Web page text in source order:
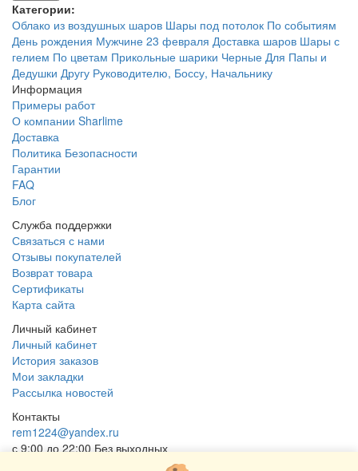
Категории:
Облако из воздушных шаров Шары под потолок По событиям
День рождения Мужчине 23 февраля Доставка шаров Шары с
гелием По цветам Прикольные шарики Черные Для Папы и
Дедушки Другу Руководителю, Боссу, Начальнику
Информация
Примеры работ
О компании Sharlime
Доставка
Политика Безопасности
Гарантии
FAQ
Блог
Служба поддержки
Связаться с нами
Отзывы покупателей
Возврат товара
Сертификаты
Карта сайта
Личный кабинет
Личный кабинет
История заказов
Мои закладки
Рассылка новостей
Контакты
rem1224@yandex.ru
с 9:00 до 22:00 Без выходных
Г. Москва ул. Коровинское шоссе 35 стр 2